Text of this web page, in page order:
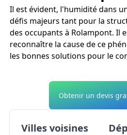
Il est évident, l'humidité dans
défis majeurs tant pour la
des occupants à Rolampont. Il
reconnaître la cause de ce
les bonnes solutions pour le
Obtenir un devis
Villes voisines